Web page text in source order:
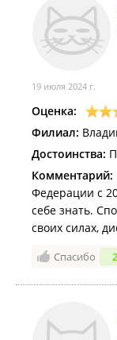
19 июля 2024 г.
Оценка:
Филиал:
Достоинства:
Комментарий:
Федерации с
себе знать.
своих силах,
Спасибо 2